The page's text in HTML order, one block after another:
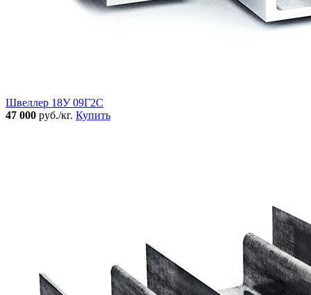
Швеллер 18У 09Г2С
47 000 руб./кг. Купить